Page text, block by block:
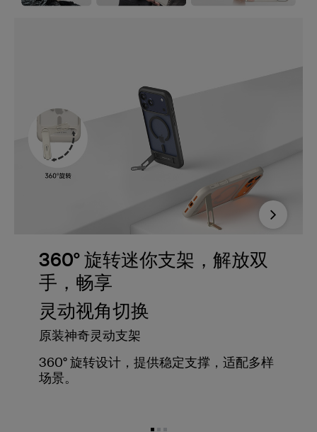
360° 旋转迷你支架，解放双
手，畅享
灵动视角切换
原装神奇灵动支架
360° 旋转设计，提供稳定支撑，适配多样
场景。
Next